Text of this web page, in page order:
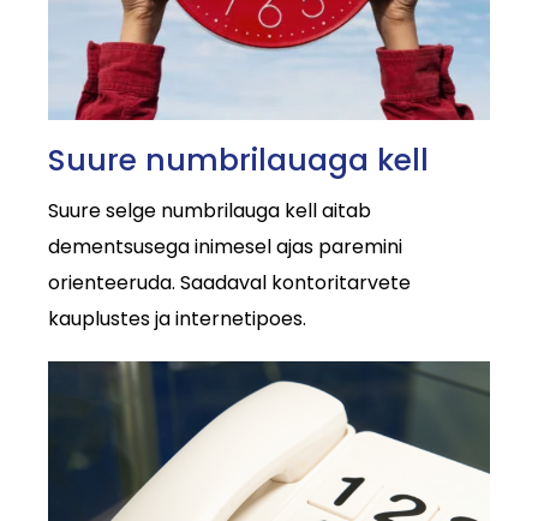
Suure numbrilauaga kell
Suure selge numbrilauga kell aitab
dementsusega inimesel ajas paremini
orienteeruda. Saadaval kontoritarvete
kauplustes ja internetipoes.